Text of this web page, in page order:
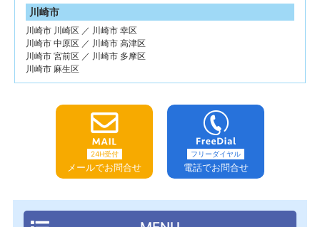
川崎市
川崎市 川崎区 ／ 川崎市 幸区
川崎市 中原区 ／ 川崎市 高津区
川崎市 宮前区 ／ 川崎市 多摩区
川崎市 麻生区
24H受付
メールでお問合せ
フリーダイヤル
電話でお問合せ